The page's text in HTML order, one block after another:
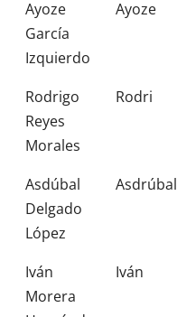
Ayoze
García
Izquierdo
Ayoze
Rodrigo
Reyes
Morales
Rodri
Asdúbal
Delgado
López
Asdrúbal
Iván
Morera
Iván